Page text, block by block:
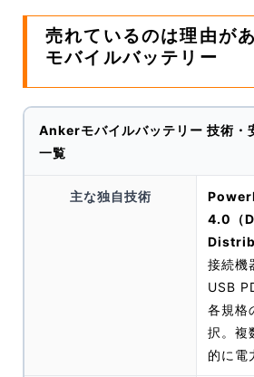
売れているのは理由が
モバイルバッテリー
Ankerモバイルバッテリー 技術・
一覧
主な独自技術
4.0（
接続機
USB
各規格
択。複
的に電